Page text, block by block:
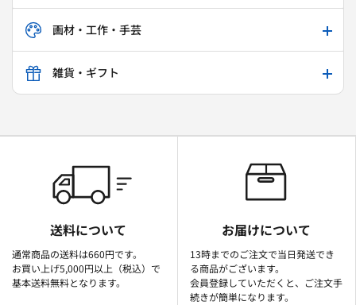
画材・工作・手芸
雑貨・ギフト
送料について
通常商品の送料は660円です。
お買い上げ5,000円以上（税込）で
基本送料無料となります。
お届けについて
13時までのご注文で当日発送でき
る商品がございます。
会員登録していただくと、ご注文手
続きが簡単になります。